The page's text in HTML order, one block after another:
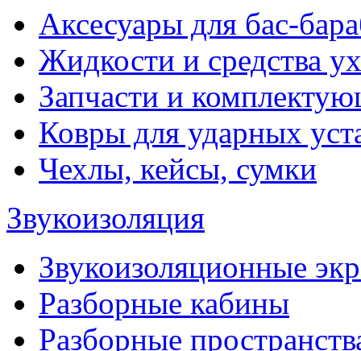
Аксесуары для бас-
Жидкости и средства
Запчасти и
Ковры для ударных
Чехлы, кейсы, сумки
Звукоизоляция
Звукоизоляционные
Разборные кабины
Разборные